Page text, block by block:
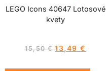
LEGO Icons 40647 Lotosové
kvety
15,50€ 13,49€